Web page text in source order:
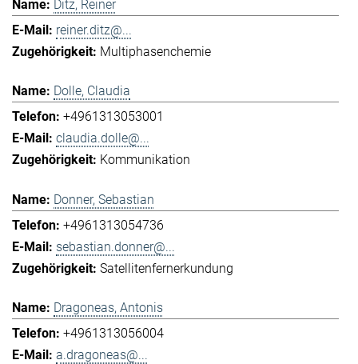
Ditz, Reiner
reiner.ditz@...
Multiphasenchemie
Dolle, Claudia
+4961313053001
claudia.dolle@...
Kommunikation
Donner, Sebastian
+4961313054736
sebastian.donner@...
Satellitenfernerkundung
Dragoneas, Antonis
+4961313056004
a.dragoneas@...